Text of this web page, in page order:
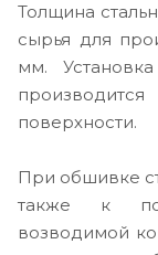
Толщина
сырья для
мм.
поверхности.
При обшивке
также к
возводимой